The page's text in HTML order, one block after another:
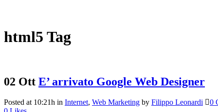
html5 Tag
02 Ott E’ arrivato Google Web Designer
Posted at 10:21h in Internet, Web Marketing by Filippo Leonardi
0